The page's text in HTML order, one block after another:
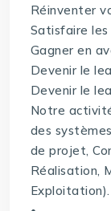
Réinventer
Satisfaire les
Gagner en
Devenir le
Devenir le
Notre
des
de projet,
Réalisation,
Exploitation).